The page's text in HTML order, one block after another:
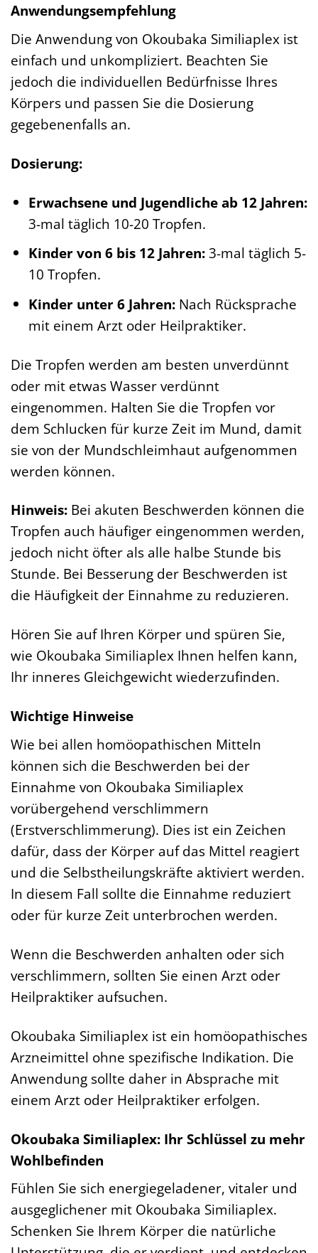
Anwendungsempfehlung
Die Anwendung von Okoubaka Similiaplex ist
einfach und unkompliziert. Beachten Sie
jedoch die individuellen Bedürfnisse Ihres
Körpers und passen Sie die Dosierung
gegebenenfalls an.
Dosierung:
Erwachsene und Jugendliche ab 12 Jahren:
3-mal täglich 10-20 Tropfen.
Kinder von 6 bis 12 Jahren:3-mal täglich 5-
10 Tropfen.
Kinder unter 6 Jahren:Nach Rücksprache
mit einem Arzt oder Heilpraktiker.
Die Tropfen werden am besten unverdünnt
oder mit etwas Wasser verdünnt
eingenommen. Halten Sie die Tropfen vor
dem Schlucken für kurze Zeit im Mund, damit
sie von der Mundschleimhaut aufgenommen
werden können.
Hinweis: Bei akuten Beschwerden können die
Tropfen auch häufiger eingenommen werden,
jedoch nicht öfter als alle halbe Stunde bis
Stunde. Bei Besserung der Beschwerden ist
die Häufigkeit der Einnahme zu reduzieren.
Hören Sie auf Ihren Körper und spüren Sie,
wie Okoubaka Similiaplex Ihnen helfen kann,
Ihr inneres Gleichgewicht wiederzufinden.
Wichtige Hinweise
Wie bei allen homöopathischen Mitteln
können sich die Beschwerden bei der
Einnahme von Okoubaka Similiaplex
vorübergehend verschlimmern
(Erstverschlimmerung). Dies ist ein Zeichen
dafür, dass der Körper auf das Mittel reagiert
und die Selbstheilungskräfte aktiviert werden.
In diesem Fall sollte die Einnahme reduziert
oder für kurze Zeit unterbrochen werden.
Wenn die Beschwerden anhalten oder sich
verschlimmern, sollten Sie einen Arzt oder
Heilpraktiker aufsuchen.
Okoubaka Similiaplex ist ein homöopathisches
Arzneimittel ohne spezifische Indikation. Die
Anwendung sollte daher in Absprache mit
einem Arzt oder Heilpraktiker erfolgen.
Okoubaka Similiaplex: Ihr Schlüssel zu mehr
Wohlbefinden
Fühlen Sie sich energiegeladener, vitaler und
ausgeglichener mit Okoubaka Similiaplex.
Schenken Sie Ihrem Körper die natürliche